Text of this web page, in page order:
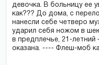
девочка. В больницу ее
как??? До дома, с
нанесли себе четверо
ударил себя ножом в
в предплечье, 21-
оказана. ---- Флеш-моб